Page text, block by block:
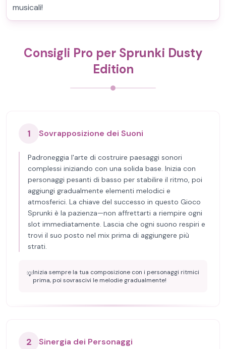
musicali!
Consigli Pro per Sprunki Dusty
Edition
1 Sovrapposizione dei Suoni
Padroneggia l'arte di costruire paesaggi sonori
complessi iniziando con una solida base. Inizia con
personaggi pesanti di basso per stabilire il ritmo, poi
aggiungi gradualmente elementi melodici e
atmosferici. La chiave del successo in questo Gioco
Sprunki è la pazienza—non affrettarti a riempire ogni
slot immediatamente. Lascia che ogni suono respiri e
trovi il suo posto nel mix prima di aggiungere più
strati.
💡Inizia sempre la tua composizione con i personaggi ritmici
prima, poi sovrascivi le melodie gradualmente!
2 Sinergia dei Personaggi